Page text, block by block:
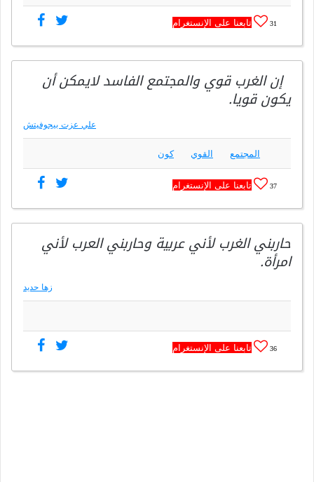
31 تابعنا على الإنستغرام
إن الغرب قوي والمجتمع الفاسد لايمكن أن
يكون قويا.
علي عزت بيجوفيتش
المجتمع القوي كون
37 تابعنا على الإنستغرام
حاربني الغرب لأني عربية وحاربني العرب لأني
امرأة.
زها حديد
36 تابعنا على الإنستغرام